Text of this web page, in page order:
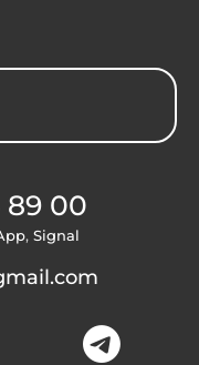
89 00
, Signal
